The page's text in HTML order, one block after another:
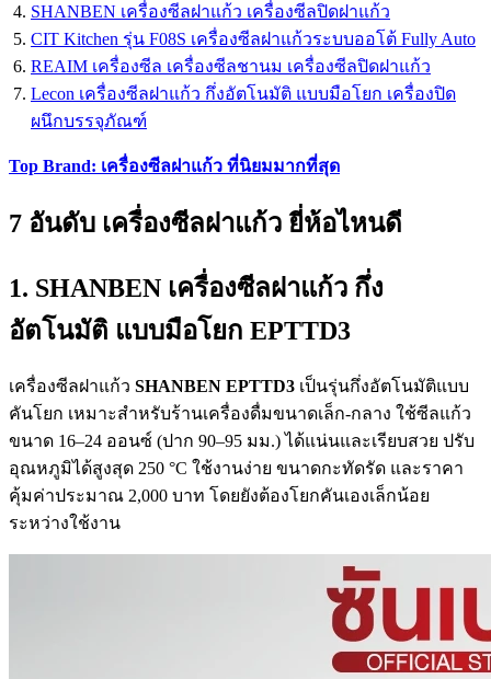
SHANBEN เครื่องซีลฝาแก้ว เครื่องซีลปิดฝาแก้ว
CIT Kitchen รุ่น F08S เครื่องซีลฝาแก้วระบบออโต้ Fully Auto
REAIM เครื่องซีล เครื่องซีลชานม เครื่องซีลปิดฝาแก้ว
Lecon เครื่องซีลฝาแก้ว กึ่งอัตโนมัติ แบบมือโยก เครื่องปิด
ผนึกบรรจุภัณฑ์
Top Brand: เครื่องซีลฝาแก้ว ที่นิยมมากที่สุด
7 อันดับ เครื่องซีลฝาแก้ว ยี่ห้อไหนดี
1. SHANBEN เครื่องซีลฝาแก้ว กึ่ง
อัตโนมัติ แบบมือโยก EPTTD3
เครื่องซีลฝาแก้ว SHANBEN EPTTD3 เป็นรุ่นกึ่งอัตโนมัติแบบ
คันโยก เหมาะสำหรับร้านเครื่องดื่มขนาดเล็ก-กลาง ใช้ซีลแก้ว
ขนาด 16–24 ออนซ์ (ปาก 90–95 มม.) ได้แน่นและเรียบสวย ปรับ
อุณหภูมิได้สูงสุด 250 °C ใช้งานง่าย ขนาดกะทัดรัด และราคา
คุ้มค่าประมาณ 2,000 บาท โดยยังต้องโยกคันเองเล็กน้อย
ระหว่างใช้งาน